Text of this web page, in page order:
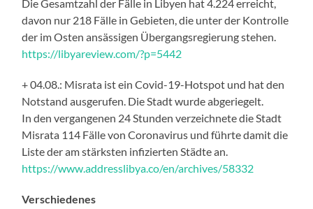
Die Gesamtzahl der Fälle in Libyen hat 4.224 erreicht,
davon nur 218 Fälle in Gebieten, die unter der Kontrolle
der im Osten ansässigen Übergangsregierung stehen.
https://libyareview.com/?p=5442
+ 04.08.: Misrata ist ein Covid-19-Hotspot und hat den
Notstand ausgerufen. Die Stadt wurde abgeriegelt.
In den vergangenen 24 Stunden verzeichnete die Stadt
Misrata 114 Fälle von Coronavirus und führte damit die
Liste der am stärksten infizierten Städte an.
https://www.addresslibya.co/en/archives/58332
Verschiedenes